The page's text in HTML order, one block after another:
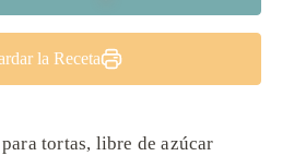
la Receta
tortas, libre de azúcar